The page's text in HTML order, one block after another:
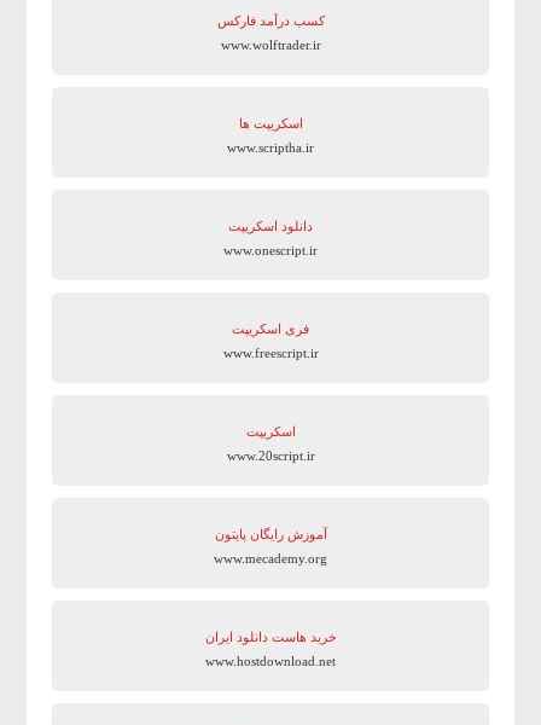
کسب درآمد فارکس
www.wolftrader.ir
اسکریپت ها
www.scriptha.ir
دانلود اسکریپت
www.onescript.ir
فری اسکریپت
www.freescript.ir
اسکریپت
www.20script.ir
آموزش رایگان پایتون
www.mecademy.org
خرید هاست دانلود ایران
www.hostdownload.net